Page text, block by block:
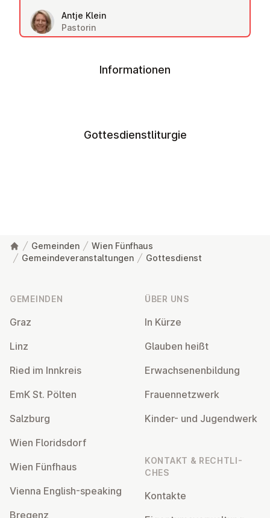
Antje Klein
Pastorin
Informationen
Gottesdienstliturgie
Gemeinden
Wien Fünfhaus
Gemeindeveranstaltungen
Gottesdienst
GEMEINDEN
Graz
Linz
Ried im Innkreis
EmK St. Pölten
Salzburg
Wien Flo­rids­dorf
Wien Fünfhaus
Vienna English-speaking
Bregenz
ÜBER UNS
In Kürze
Glauben heißt
Er­wach­se­nen­bil­dung
Frau­en­netz­werk
Kinder- und Ju­gend­werk
KONTAKT & RECHT­LI­
CHES
Kontakte